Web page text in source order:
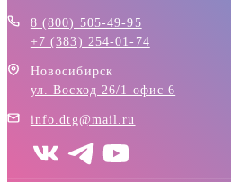
8 (800) 505-49-95
+7 (383) 254-01-74
Новосибирск
ул. Восход 26/1 офис 6
info.dtg@mail.ru